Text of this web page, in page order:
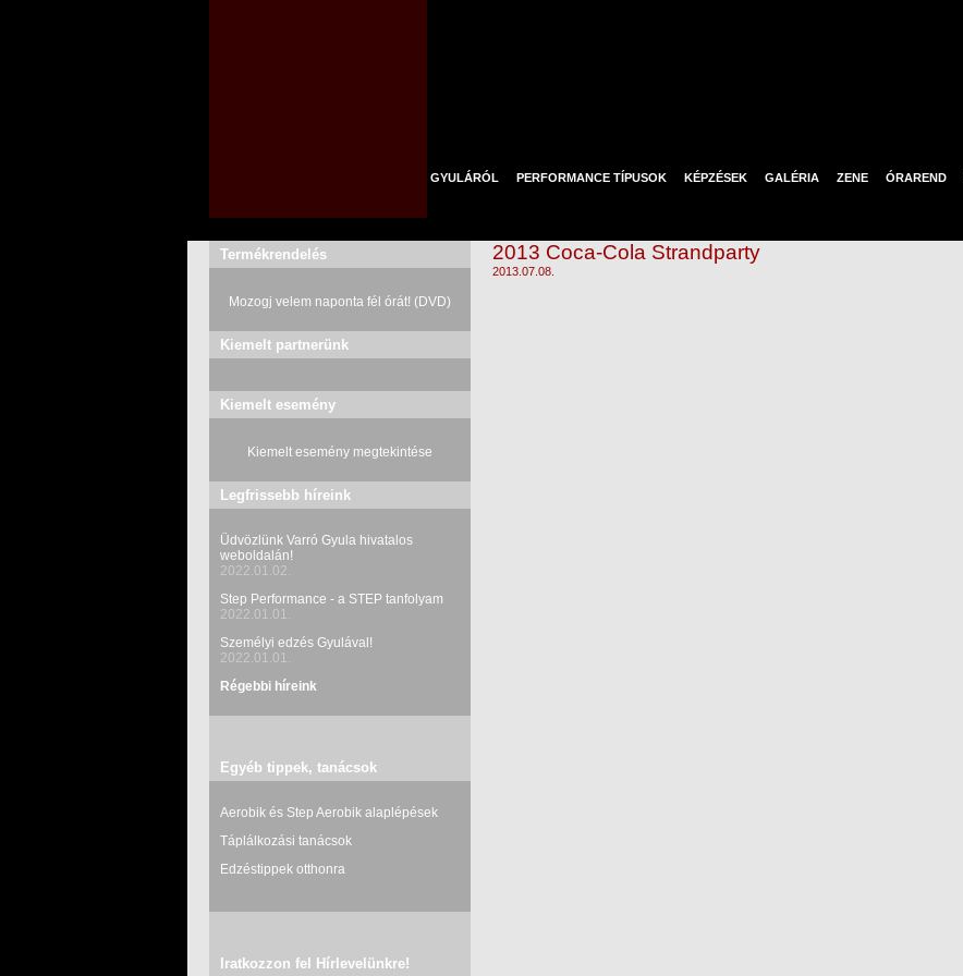
GYULÁRÓL PERFORMANCE TÍPUSOK KÉPZÉSEK GALÉRIA ZENE ÓRAREND
Termékrendelés
Mozogj velem naponta fél órát! (DVD)
Kiemelt partnerünk
Kiemelt esemény
Kiemelt esemény megtekintése
Legfrissebb híreink
Üdvözlünk Varró Gyula hivatalos
weboldalán!
2022.01.02.
Step Performance - a STEP tanfolyam
2022.01.01.
Személyi edzés Gyulával!
2022.01.01.
Régebbi híreink
Egyéb tippek, tanácsok
Aerobik és Step Aerobik alaplépések
Táplálkozási tanácsok
Edzéstippek otthonra
Iratkozzon fel Hírlevelünkre!
2013 Coca-Cola Strandparty
2013.07.08.